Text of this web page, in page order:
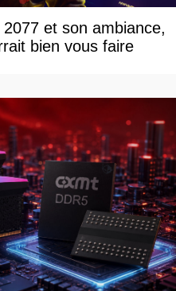
et son ambiance,
bien vous faire